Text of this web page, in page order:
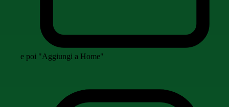
e poi "Aggiungi a Home"